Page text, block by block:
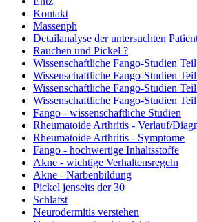
Kontakt
Massenph
Detailanalyse der untersuchten
Rauchen und Pickel ?
Wissenschaftliche Fango-Studien
Wissenschaftliche Fango-Studien
Wissenschaftliche Fango-Studien
Wissenschaftliche Fango-Studien
Fango - wissenschaftliche Studien
Rheumatoide Arthritis - Verlauf/
Rheumatoide Arthritis - Symptome
Fango - hochwertige Inhaltsstoffe
Akne - wichtige Verhaltensregeln
Akne - Narbenbildung
Pickel jenseits der 30
Schlafst
Neurodermitis verstehen